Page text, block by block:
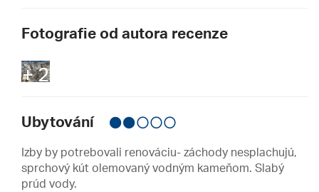
Fotografie od autora recenze
+ 2
Ubytování
Izby by potrebovali renováciu- záchody nesplachujú,
sprchový kút olemovaný vodným kameňom. Slabý
prúd vody.